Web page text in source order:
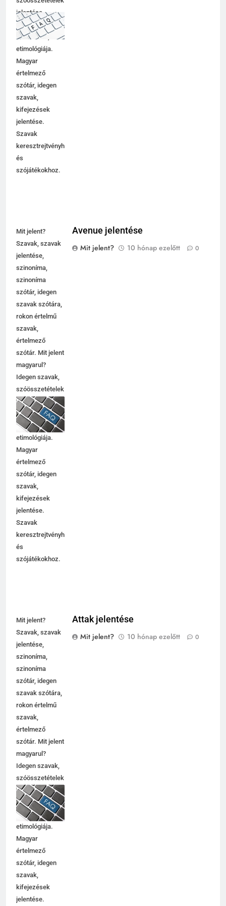
jelentése,
magyarázata,
használata,
etimológiája.
Magyar
értelmező
szótár, idegen
szavak,
kifejezések
jelentése.
Szavak
keresztrejtvényhez
és
szójátékokhoz.
Mit jelent?
Szavak, szavak
jelentése,
szinoníma,
szinoníma
szótár, idegen
szavak szótára,
rokon értelmű
szavak,
értelmező
szótár. Mit jelent
magyarul?
Idegen szavak,
szóösszetételek
jelentése,
magyarázata,
használata,
etimológiája.
Magyar
értelmező
szótár, idegen
szavak,
kifejezések
jelentése.
Szavak
keresztrejtvényhez
és
szójátékokhoz.
Avenue jelentése
Mit jelent?
10 hónap ezelőtt 0
Mit jelent?
Szavak, szavak
jelentése,
szinoníma,
szinoníma
szótár, idegen
szavak szótára,
rokon értelmű
szavak,
értelmező
szótár. Mit jelent
magyarul?
Idegen szavak,
szóösszetételek
jelentése,
magyarázata,
használata,
etimológiája.
Magyar
értelmező
szótár, idegen
szavak,
kifejezések
jelentése.
Attak jelentése
Mit jelent?
10 hónap ezelőtt 0
5
6
7